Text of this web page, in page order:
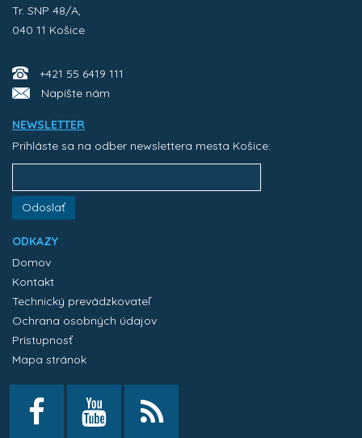
Tr. SNP 48/A,
040 11 Košice
+421 55 6419 111
Napíšte nám
NEWSLETTER
Prihláste sa na odber newslettera mesta Košice:
Odoslať
ODKAZY
Domov
Kontakt
Technický prevádzkovateľ
Ochrana osobných údajov
Prístupnosť
Mapa stránok